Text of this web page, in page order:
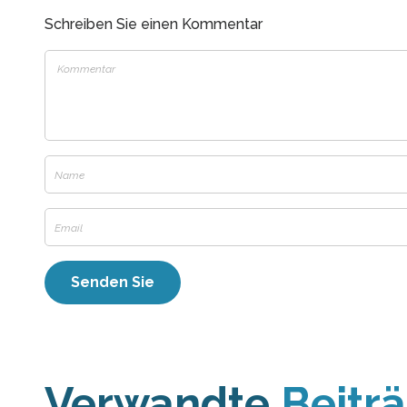
Schreiben Sie einen Kommentar